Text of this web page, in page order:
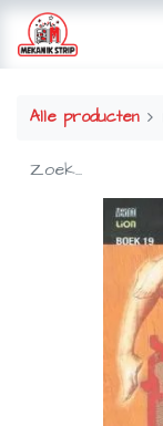
Alle producten